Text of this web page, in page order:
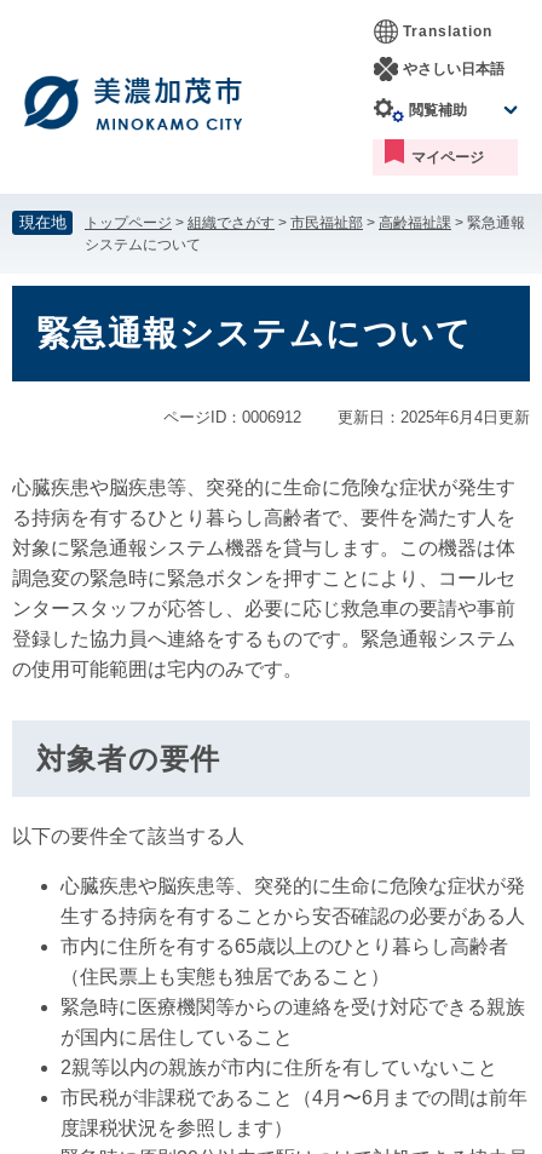
す。
し
て
本
へ
Translation
やさしい日本語
閲覧補助
マイページ
現在地 トップページ > 組織でさがす > 市民福祉部 > 高齢福祉課 > 緊急通報
システムについて
緊急通報システムについて
ページID：0006912 更新日：2025年6月4日更新
心臓疾患や脳疾患等、突発的に生命に危険な症状が発生す
る持病を有するひとり暮らし高齢者で、要件を満たす人を
対象に緊急通報システム機器を貸与します。この機器は体
調急変の緊急時に緊急ボタンを押すことにより、コールセ
ンタースタッフが応答し、必要に応じ救急車の要請や事前
登録した協力員へ連絡をするものです。緊急通報システム
の使用可能範囲は宅内のみです。
対象者の要件
以下の要件全て該当する人
心臓疾患や脳疾患等、突発的に生命に危険な症状が発
生する持病を有することから安否確認の必要がある人
市内に住所を有する65歳以上のひとり暮らし高齢者
（住民票上も実態も独居であること）
緊急時に医療機関等からの連絡を受け対応できる親族
が国内に居住していること
2親等以内の親族が市内に住所を有していないこと
市民税が非課税であること（4月〜6月までの間は前年
度課税状況を参照します）